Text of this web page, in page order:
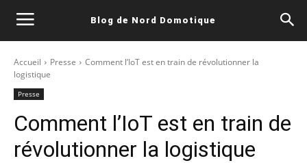
Blog de Nord Domotique
Accueil Presse
Comment l’IoT est en train de révolutionner la
logistique
Presse
Comment l’IoT est en train de
révolutionner la logistique